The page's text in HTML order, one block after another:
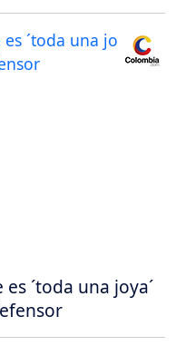
´toda una joya´